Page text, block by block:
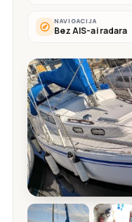
NAVIGACIJA
Bez AIS-a i radara